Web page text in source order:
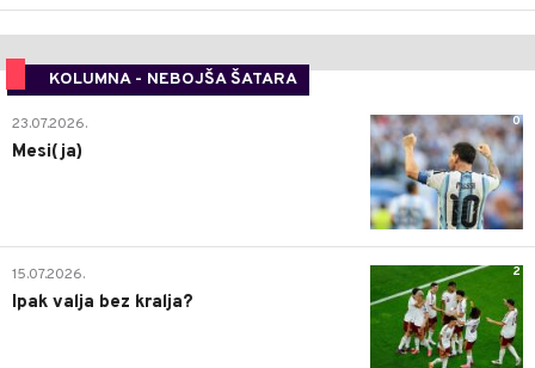
KOLUMNA - NEBOJŠA ŠATARA
0
23.07.2026.
Mesi(ja)
2
15.07.2026.
Ipak valja bez kralja?